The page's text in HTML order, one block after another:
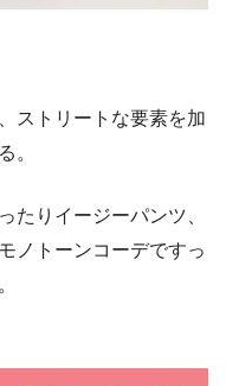
ストリートな要素を加
。
たりイージーパンツ、
ノトーンコーデですっ